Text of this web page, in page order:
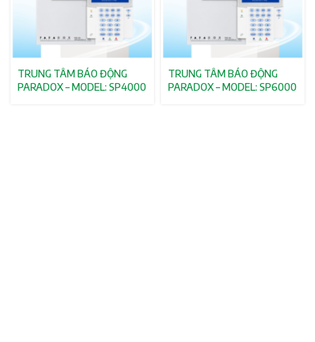
TRUNG TÂM BÁO ĐỘNG
PARADOX – MODEL: SP4000
TRUNG TÂM BÁO ĐỘNG
PARADOX – MODEL: SP6000